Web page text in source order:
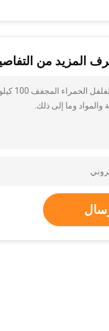
المزيد من
والمواد وما إلى ذلك.